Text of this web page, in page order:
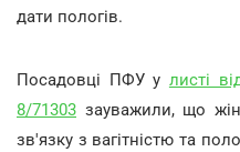
дати пологів.
Посадовці ПФУ у листі
8/71303 зауважили, що
зв'язку з вагітністю та